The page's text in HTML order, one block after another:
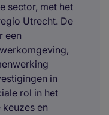
sector, met het
Utrecht. De
een
in
rol in het
en